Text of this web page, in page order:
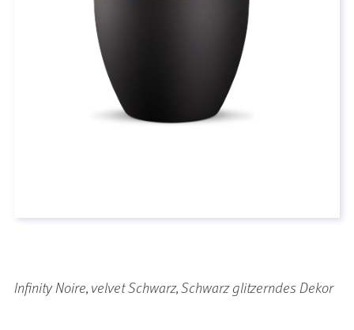
Infinity Noire, velvet Schwarz, Schwarz glitzerndes Dekor